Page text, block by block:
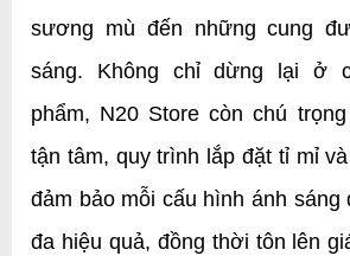
sương mù đến những cung
sáng. Không chỉ dừng lại ở
phẩm, N20 Store còn chú
tận tâm, quy trình lắp đặt tỉ mỉ
đảm bảo mỗi cấu hình ánh sáng
đa hiệu quả, đồng thời tôn lên